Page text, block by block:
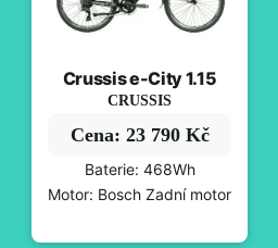
Crussis e-City 1.15
CRUSSIS
Cena: 23 790 Kč
Baterie: 468Wh
Motor: Bosch Zadní motor